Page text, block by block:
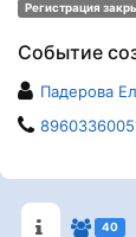
Регистрация
Событие
Падерова
40